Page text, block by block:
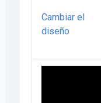
Cambiar el
diseño